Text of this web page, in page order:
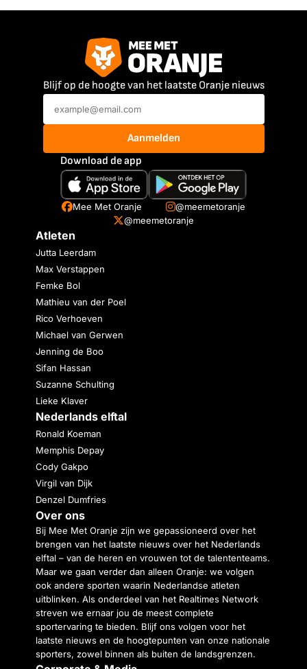
Blijf op de hoogte van het laatste Oranje nieuws
Aanmelden
Download de app
Mee Met Oranje
@meemetoranje
@meemetoranje
Atleten
Jutta Leerdam
Max Verstappen
Femke Bol
Mathieu van der Poel
Rico Verhoeven
Michael van Gerwen
Jenning de Boo
Sifan Hassan
Suzanne Schulting
Lieke Klaver
Nederlands elftal
Ronald Koeman
Memphis Depay
Cody Gakpo
Virgil van Dijk
Denzel Dumfries
Over ons
Bij Mee Met Oranje zijn we gepassioneerd over het
brengen van het laatste nieuws over het Nederlands
elftal – van de heren en vrouwen tot de talententeams.
Maar we gaan verder dan alleen Oranje: we volgen
ook andere sporten waarin Nederlandse atleten
uitblinken. Als onderdeel van het Realtimes Network
streven we ernaar jou de meest complete
sportervaring te bieden. Blijf ons volgen voor het
laatste nieuws en de hoogtepunten van onze nationale
sporters, zowel binnen als buiten de landsgrenzen.